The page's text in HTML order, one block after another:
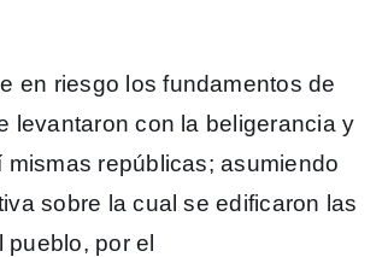
en riesgo los fundamentos de
levantaron con la beligerancia y
repúblicas; asumiendo
sobre la cual se edificaron las
pueblo, por el